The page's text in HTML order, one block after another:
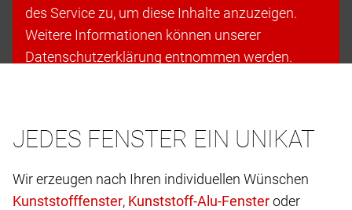
des Service zu, um diese Inhalte anzuzeigen.
Weitere Informationen können unserer
Datenschutzerklärung entnommen werden.
JEDES FENSTER EIN UNIKAT
Wir erzeugen nach Ihren individuellen Wünschen
,
oder